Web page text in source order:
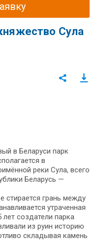
Сула
в Беларуси парк
в
реки Сула, всего
Беларусь —
стирается грань между
утраченная
создатели парка
из руин историю
складывая камень